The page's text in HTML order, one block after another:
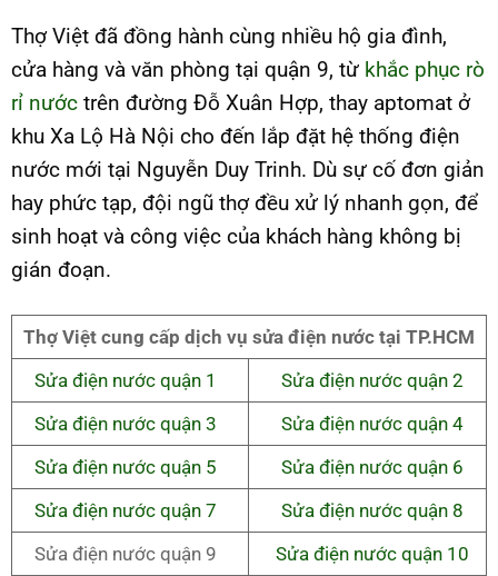
Thợ Việt đã đồng hành cùng nhiều hộ gia đình,
cửa hàng và văn phòng tại quận 9, từ khắc phục rò
rỉ nước trên đường Đỗ Xuân Hợp, thay aptomat ở
khu Xa Lộ Hà Nội cho đến lắp đặt hệ thống điện
nước mới tại Nguyễn Duy Trinh. Dù sự cố đơn giản
hay phức tạp, đội ngũ thợ đều xử lý nhanh gọn, để
sinh hoạt và công việc của khách hàng không bị
gián đoạn.
Thợ Việt cung cấp dịch vụ sửa điện nước tại TP.HCM
Sửa điện nước quận 1
Sửa điện nước quận 2
Sửa điện nước quận 3
Sửa điện nước quận 4
Sửa điện nước quận 5
Sửa điện nước quận 6
Sửa điện nước quận 7
Sửa điện nước quận 8
Sửa điện nước quận 9
Sửa điện nước quận 10